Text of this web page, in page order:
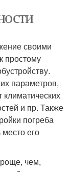
своими
простому
параметров,
климатических
и пр. Также
погреба
его
чем,